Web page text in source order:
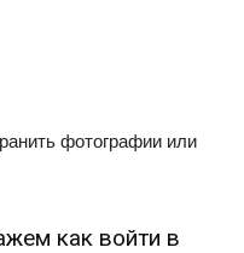
фотографии или
как войти в